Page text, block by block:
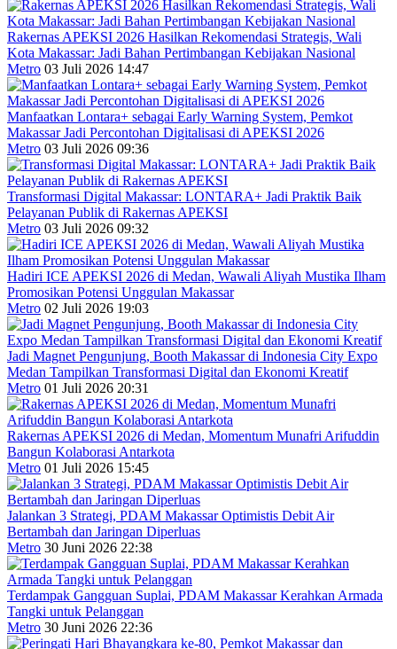
Rakernas APEKSI 2026 Hasilkan Rekomendasi Strategis, Wali
Kota Makassar: Jadi Bahan Pertimbangan Kebijakan Nasional
Metro 03 Juli 2026 14:47
Manfaatkan Lontara+ sebagai Early Warning System, Pemkot
Makassar Jadi Percontohan Digitalisasi di APEKSI 2026
Metro 03 Juli 2026 09:36
Transformasi Digital Makassar: LONTARA+ Jadi Praktik Baik
Pelayanan Publik di Rakernas APEKSI
Metro 03 Juli 2026 09:32
Hadiri ICE APEKSI 2026 di Medan, Wawali Aliyah Mustika Ilham
Promosikan Potensi Unggulan Makassar
Metro 02 Juli 2026 19:03
Jadi Magnet Pengunjung, Booth Makassar di Indonesia City Expo
Medan Tampilkan Transformasi Digital dan Ekonomi Kreatif
Metro 01 Juli 2026 20:31
Rakernas APEKSI 2026 di Medan, Momentum Munafri Arifuddin
Bangun Kolaborasi Antarkota
Metro 01 Juli 2026 15:45
Jalankan 3 Strategi, PDAM Makassar Optimistis Debit Air
Bertambah dan Jaringan Diperluas
Metro 30 Juni 2026 22:38
Terdampak Gangguan Suplai, PDAM Makassar Kerahkan Armada
Tangki untuk Pelanggan
Metro 30 Juni 2026 22:36